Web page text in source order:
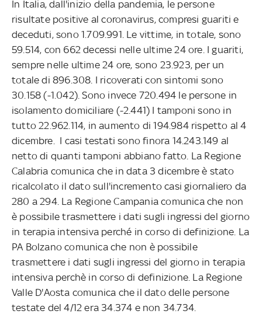
In Italia, dall'inizio della pandemia, le persone
risultate positive al coronavirus, compresi guariti e
deceduti, sono 1.709.991. Le vittime, in totale, sono
59.514, con 662 decessi nelle ultime 24 ore. I guariti,
sempre nelle ultime 24 ore, sono 23.923, per un
totale di 896.308. I ricoverati con sintomi sono
30.158 (-1.042). Sono invece 720.494 le persone in
isolamento domiciliare (-2.441) I tamponi sono in
tutto 22.962.114, in aumento di 194.984 rispetto al 4
dicembre. I casi testati sono finora 14.243.149 al
netto di quanti tamponi abbiano fatto. La Regione
Calabria comunica che in data 3 dicembre è stato
ricalcolato il dato sull'incremento casi giornaliero da
280 a 294. La Regione Campania comunica che non
è possibile trasmettere i dati sugli ingressi del giorno
in terapia intensiva perché in corso di definizione. La
PA Bolzano comunica che non è possibile
trasmettere i dati sugli ingressi del giorno in terapia
intensiva perchè in corso di definizione. La Regione
Valle D'Aosta comunica che il dato delle persone
testate del 4/12 era 34.374 e non 34.734.